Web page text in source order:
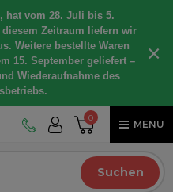
hat vom 28. Juli bis 5.
Zeitraum liefern wir
Weitere bestellte Waren
15. September geliefert –
Wiederaufnahme des
×
0
MENU
Suchen